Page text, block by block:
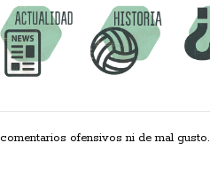
ofensivos ni de mal gusto.